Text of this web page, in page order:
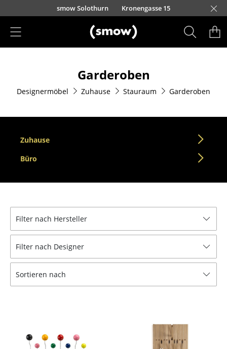
Direkt zum Inhaltsmow Solothurn Kronengasse 15
Esszimmerstühle
Sofas
Sessel
Loungesessel
Barhocker
Bänke & Liegen
Sitzsäcke
Schaukelstühle
Garderoben
Designermöbel Zuhause Stauraum Garderoben
Zuhause
Büro
Filter nach Hersteller
Filter nach Designer
Sortieren nach